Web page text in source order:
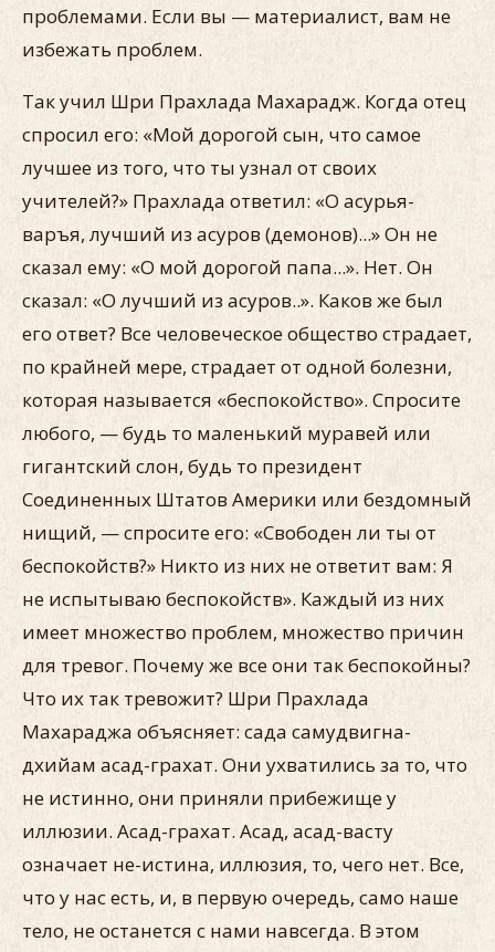
проблемами. Если вы — материалист, вам не
избежать проблем.
Так учил Шри Прахлада Махарадж. Когда отец
спросил его: «Мой дорогой сын, что самое
лучшее из того, что ты узнал от своих
учителей?» Прахлада ответил: «О асурья-
варъя, лучший из асуров (демонов)...» Он не
сказал ему: «О мой дорогой папа...». Нет. Он
сказал: «О лучший из асуров..». Каков же был
его ответ? Все человеческое общество страдает,
по крайней мере, страдает от одной болезни,
которая называется «беспокойство». Спросите
любого, — будь то маленький муравей или
гигантский слон, будь то президент
Соединенных Штатов Америки или бездомный
нищий, — спросите его: «Свободен ли ты от
беспокойств?» Никто из них не ответит вам: Я
не испытываю беспокойств». Каждый из них
имеет множество проблем, множество причин
для тревог. Почему же все они так беспокойны?
Что их так тревожит? Шри Прахлада
Махараджа объясняет: сада самудвигна-
дхийам асад-грахат. Они ухватились за то, что
не истинно, они приняли прибежище у
иллюзии. Асад-грахат. Асад, асад-васту
означает не-истина, иллюзия, то, чего нет. Все,
что у нас есть, и, в первую очередь, само наше
тело, не останется с нами навсегда. В этом